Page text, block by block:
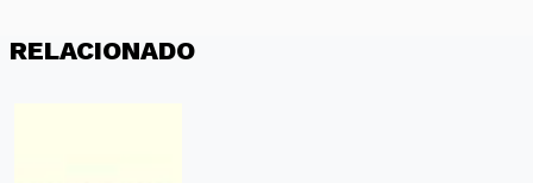
RELACIONADO